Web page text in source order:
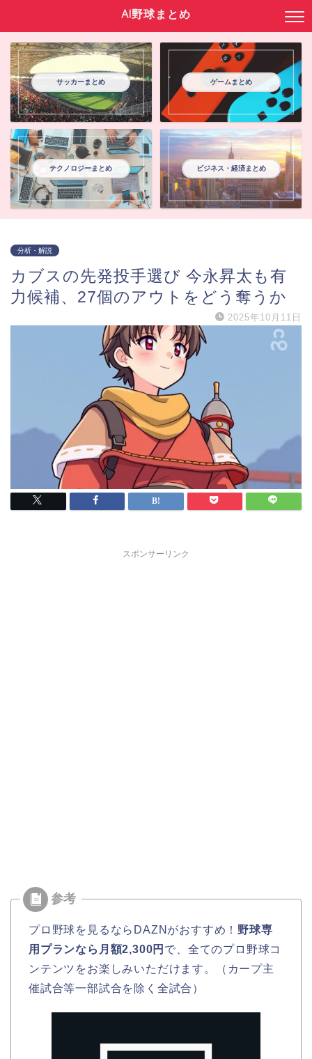
AI野球まとめ
サッカーまとめ ゲームまとめ
テクノロジーまとめ ビジネス・経済まとめ
分析・解説
カブスの先発投手選び 今永昇太も有
力候補、27個のアウトをどう奪うか
2025年10月11日
スポンサーリンク
プロ野球を見るならDAZNがおすすめ！ 野球専
用プランなら月額2,300円 で、全てのプロ野球コ
ンテンツをお楽しみいただけます。（カープ主
催試合等一部試合を除く全試合）